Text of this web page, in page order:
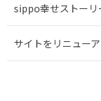
sippo幸せストーリ
サイトをリニュー